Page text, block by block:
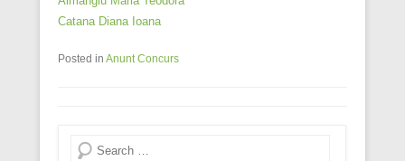
Catana Diana Ioana
Posted in Anunt Concurs
Search